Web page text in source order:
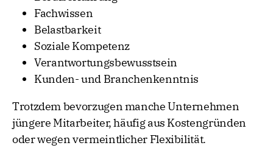
Fachwissen
Belastbarkeit
Soziale Kompetenz
Verantwortungsbewusstsein
Kunden- und Branchenkenntnis
Trotzdem bevorzugen manche Unternehmen
jüngere Mitarbeiter, häufig aus Kostengründen
oder wegen vermeintlicher Flexibilität.